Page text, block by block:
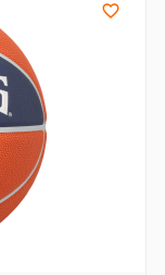
